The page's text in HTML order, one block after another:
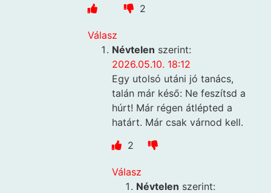
2
Válasz
Névtelen szerint:
2026.05.10. 18:12
Egy utolsó utáni jó tanács,
talán már késő: Ne feszítsd a
húrt! Már régen átlépted a
határt. Már csak várnod kell.
2
Válasz
Névtelen szerint: